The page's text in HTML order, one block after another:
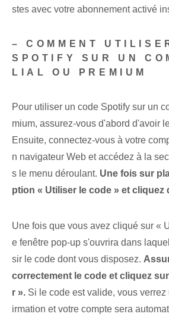
stes avec votre abonnement⁤ activé
– COMMENT
SPOTIFY SUR UN
LIAL OU PREMIUM
Pour utiliser un code Spotify sur un
mium, assurez-vous d'abord d'avoir
Ensuite, connectez-vous à votre
n navigateur Web et accédez à la
s le menu déroulant. Une fois sur
ption « Utiliser le code » et cliquez
Une fois que vous avez cliqué sur «
e fenêtre pop-up s'ouvrira dans
sir le code dont vous disposez.
correctement le code et cliquez
r ». Si le code est valide, vous
irmation et votre compte sera